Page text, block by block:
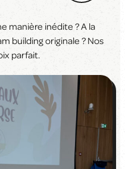
manière inédite ? A la
building originale ? Nos
parfait.